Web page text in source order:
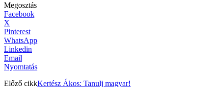
Megosztás
Facebook
X
Pinterest
WhatsApp
Linkedin
Email
Nyomtatás
Előző cikkKertész Ákos: Tanulj magyar!